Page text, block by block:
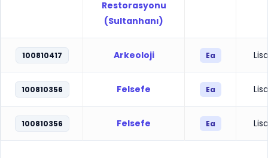
Restorasyonu
(Sultanhanı)
100810417 Arkeoloji Ea
100810356 Felsefe Ea
100810356 Felsefe Ea